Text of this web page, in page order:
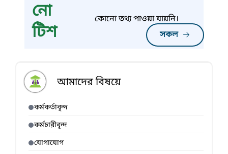
নো
টিশ
সকল
কোনো তথ্য পাওয়া যায়নি।
আমাদের বিষয়ে
কর্মকর্তাবৃন্দ
কর্মচারীবৃন্দ
যোগাযোগ